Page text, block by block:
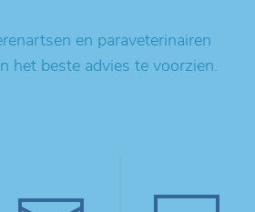
en paraveterinairen
het beste advies te voorzien.